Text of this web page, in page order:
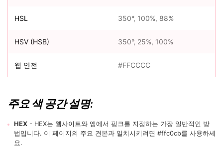
HSL 350°, 100%, 88%
HSV (HSB) 350°, 25%, 100%
웹 안전 #FFCCCC
주요 색 공간 설명:
HEX- HEX는 웹사이트와 앱에서 핑크를 지정하는 가장 일반적인 방
법입니다. 이 페이지의 주요 견본과 일치시키려면 #ffc0cb를 사용하세
요.